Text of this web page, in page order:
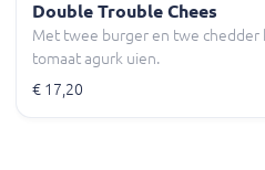
Double Trouble Chees
Met twee burger en twe chedder
tomaat agurk uien.
€ 17,20